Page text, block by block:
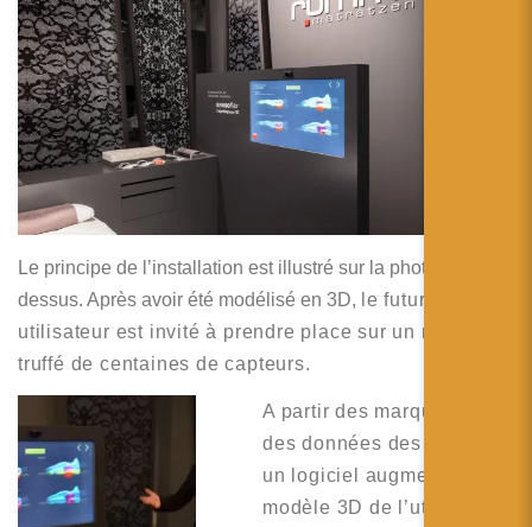
Español
Le principe de l’installation est illustré sur la photo ci-
dessus. Après avoir été modélisé en 3D, le futur
utilisateur est invité à prendre place sur un matelas
truffé de centaines de capteurs.
A partir des marqueurs et
des données des capteurs,
un logiciel augmente le
modèle 3D de l’utilisateur